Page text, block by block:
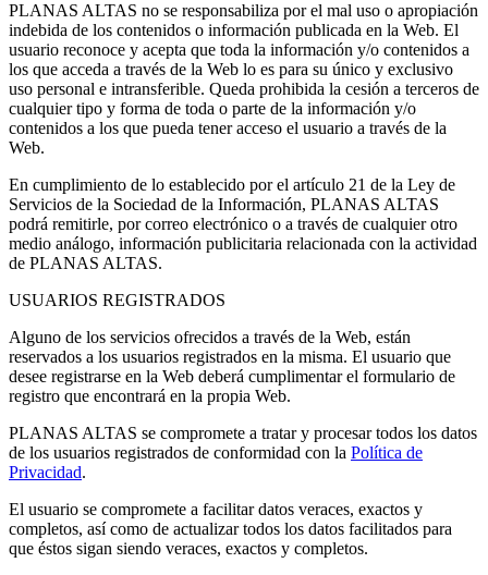
PLANAS ALTAS no se responsabiliza por el mal uso o apropiación
indebida de los contenidos o información publicada en la Web. El
usuario reconoce y acepta que toda la información y/o contenidos a
los que acceda a través de la Web lo es para su único y exclusivo
uso personal e intransferible. Queda prohibida la cesión a terceros de
cualquier tipo y forma de toda o parte de la información y/o
contenidos a los que pueda tener acceso el usuario a través de la
Web.
En cumplimiento de lo establecido por el artículo 21 de la Ley de
Servicios de la Sociedad de la Información, PLANAS ALTAS
podrá remitirle, por correo electrónico o a través de cualquier otro
medio análogo, información publicitaria relacionada con la actividad
de PLANAS ALTAS.
USUARIOS REGISTRADOS
Alguno de los servicios ofrecidos a través de la Web, están
reservados a los usuarios registrados en la misma. El usuario que
desee registrarse en la Web deberá cumplimentar el formulario de
registro que encontrará en la propia Web.
PLANAS ALTAS se compromete a tratar y procesar todos los datos
de los usuarios registrados de conformidad con la Política de
Privacidad.
El usuario se compromete a facilitar datos veraces, exactos y
completos, así como de actualizar todos los datos facilitados para
que éstos sigan siendo veraces, exactos y completos.